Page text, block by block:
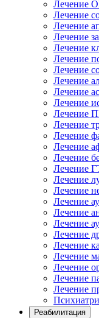
Лечение
Лечение
Лечение
Лечение
Лечение
Лечение
Лечение
Лечение
Лечение
Лечение
Лечение
Лечение
Лечение
Лечение
Лечение
Лечение
Лечение
Лечение
Лечение
Лечение
Лечение
Лечение
Лечение
Лечение
Лечение
Лечение
Лечение
Реабилитация